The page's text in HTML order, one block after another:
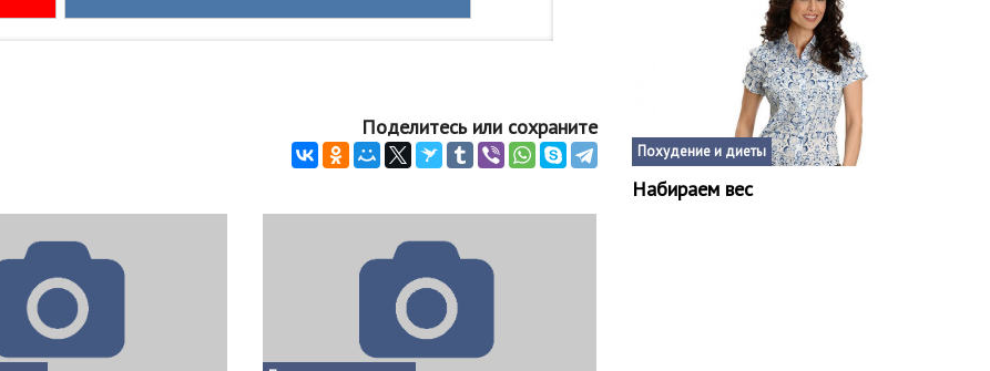
Поделитесь или сохраните
Похудение и диеты
Набираем вес